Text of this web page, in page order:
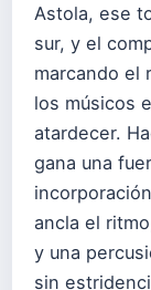
Astola, ese
sur, y el
marcando el
los músicos
atardecer.
gana una
ancla el
y una
sin